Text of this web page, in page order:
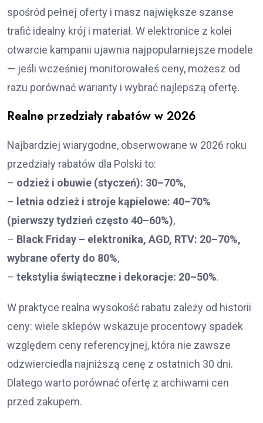
spośród pełnej oferty i masz największe szanse
trafić idealny krój i materiał. W elektronice z kolei
otwarcie kampanii ujawnia najpopularniejsze modele
— jeśli wcześniej monitorowałeś ceny, możesz od
razu porównać warianty i wybrać najlepszą ofertę.
Realne przedziały rabatów w 2026
Najbardziej wiarygodne, obserwowane w 2026 roku
przedziały rabatów dla Polski to:
– odzież i obuwie (styczeń): 30–70%,
– letnia odzież i stroje kąpielowe: 40–70%
(pierwszy tydzień często 40–60%),
– Black Friday – elektronika, AGD, RTV: 20–70%,
wybrane oferty do 80%,
– tekstylia świąteczne i dekoracje: 20–50%.
W praktyce realna wysokość rabatu zależy od historii
ceny: wiele sklepów wskazuje procentowy spadek
względem ceny referencyjnej, która nie zawsze
odzwierciedla najniższą cenę z ostatnich 30 dni.
Dlatego warto porównać ofertę z archiwami cen
przed zakupem.